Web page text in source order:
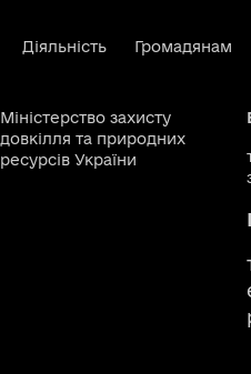
Діяльність Громадянам
Міністерство захисту
довкілля та природних
ресурсів України